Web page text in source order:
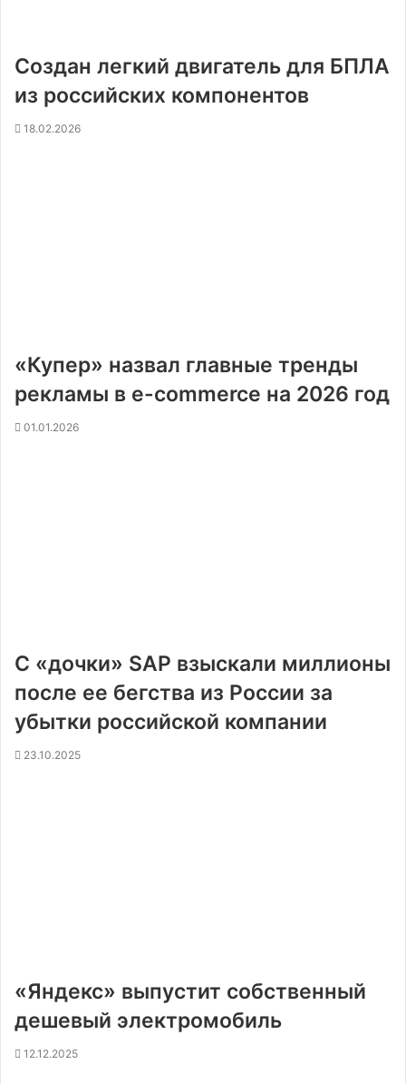
Создан легкий двигатель для БПЛА
из российских компонентов
18.02.2026
«Купер» назвал главные тренды
рекламы в e-commerce на 2026 год
01.01.2026
С «дочки» SAP взыскали миллионы
после ее бегства из России за
убытки российской компании
23.10.2025
«Яндекс» выпустит собственный
дешевый электромобиль
12.12.2025